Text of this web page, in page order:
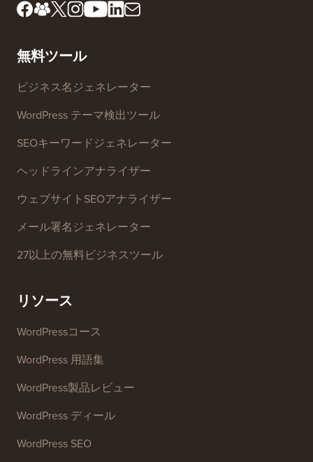
無料ツール
ビジネス名ジェネレーター
WordPress テーマ検出ツール
SEOキーワードジェネレーター
ヘッドラインアナライザー
ウェブサイトSEOアナライザー
メール署名ジェネレーター
27以上の無料ビジネスツール
リソース
WordPressコース
WordPress 用語集
WordPress製品レビュー
WordPress ディール
WordPress SEO